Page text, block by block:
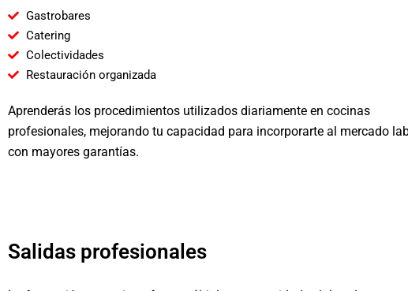
Gastrobares
Catering
Colectividades
Restauración organizada
Aprenderás los procedimientos utilizados diariamente en cocinas
profesionales, mejorando tu capacidad para incorporarte al mercado
con mayores garantías.
Salidas profesionales